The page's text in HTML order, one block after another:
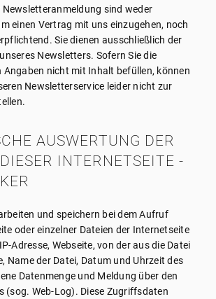
Newsletteranmeldung sind weder
einen Vertrag mit uns einzugehen, noch
Sie dienen ausschließlich der
Newsletters. Sofern Sie die
Angaben nicht mit Inhalt befüllen, können
Newsletterservice leider nicht zur
AUSWERTUNG DER
INTERNETSEITE -
und speichern bei dem Aufruf
oder einzelner Dateien der Internetseite
Adresse, Webseite, von der aus die Datei
Name der Datei, Datum und Uhrzeit des
Datenmenge und Meldung über den
(sog. Web-Log). Diese Zugriffsdaten